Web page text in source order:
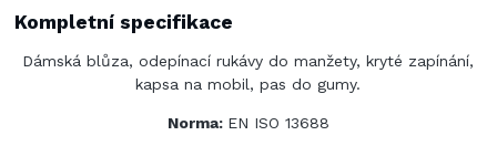
Kompletní specifikace
Dámská blůza, odepínací rukávy do manžety, kryté zapínání,
kapsa na mobil, pas do gumy.
Norma: EN ISO 13688